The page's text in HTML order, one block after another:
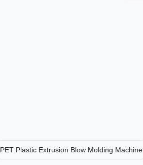
PET Plastic Extrusion Blow Molding Machine